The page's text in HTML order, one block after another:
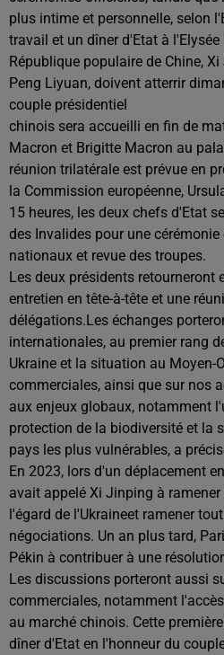
plus intime et personnelle, selon
travail et un dîner d'Etat à
République populaire de Chine,
Peng Liyuan, doivent atterrir
couple présidentiel
chinois sera accueilli en fin de
Macron et Brigitte Macron au
réunion trilatérale est prévue en
la Commission européenne,
15 heures, les deux chefs d'Etat
des Invalides pour une
nationaux et revue des troupes.
Les deux présidents retourneront
entretien en tête-à-tête et une
délégations.Les échanges
internationales, au premier rang
Ukraine et la situation au Moyen-
commerciales, ainsi que sur nos
aux enjeux globaux, notamment
protection de la biodiversité et la
pays les plus vulnérables, a
En 2023, lors d'un déplacement
avait appelé Xi Jinping à
l'égard de l'Ukraineet ramener
négociations. Un an plus tard,
Pékin à contribuer à une
Les discussions porteront aussi
commerciales, notamment
au marché chinois. Cette
dîner d'Etat en l'honneur du